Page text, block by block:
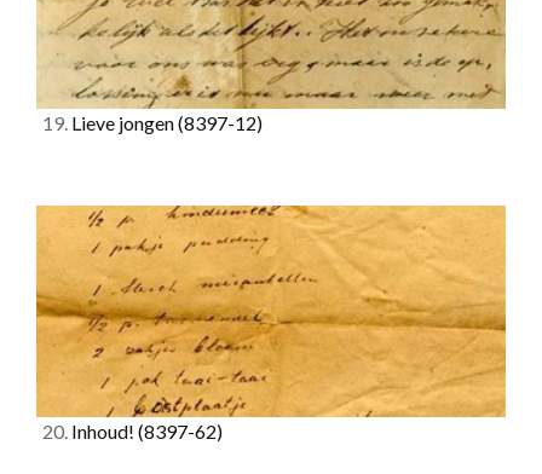
19. Lieve jongen(8397-12)
20. Inhoud! (8397-62)